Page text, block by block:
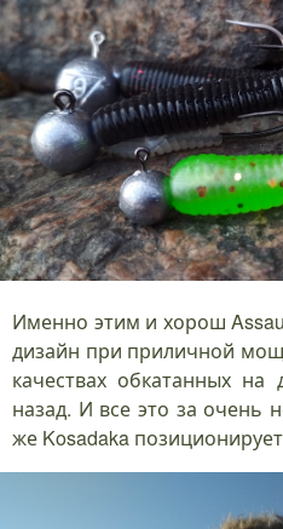
Именно этим и хорош
дизайн при приличной
качествах обкатанных на
назад. И все это за очень
же Kosadaka